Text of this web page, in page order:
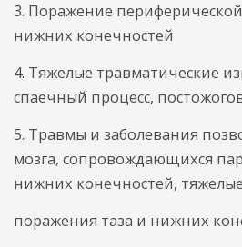
3. Поражение
нижних конечностей
4. Тяжелые травматические
спаечный процесс,
5. Травмы и заболевания
мозга, сопровождающихся
нижних конечностей,
поражения таза и нижних